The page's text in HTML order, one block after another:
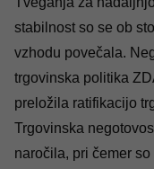
stabilnost so se ob
vzhodu povečala.
trgovinska politika
preložila ratifikacijo
Trgovinska
naročila, pri čemer